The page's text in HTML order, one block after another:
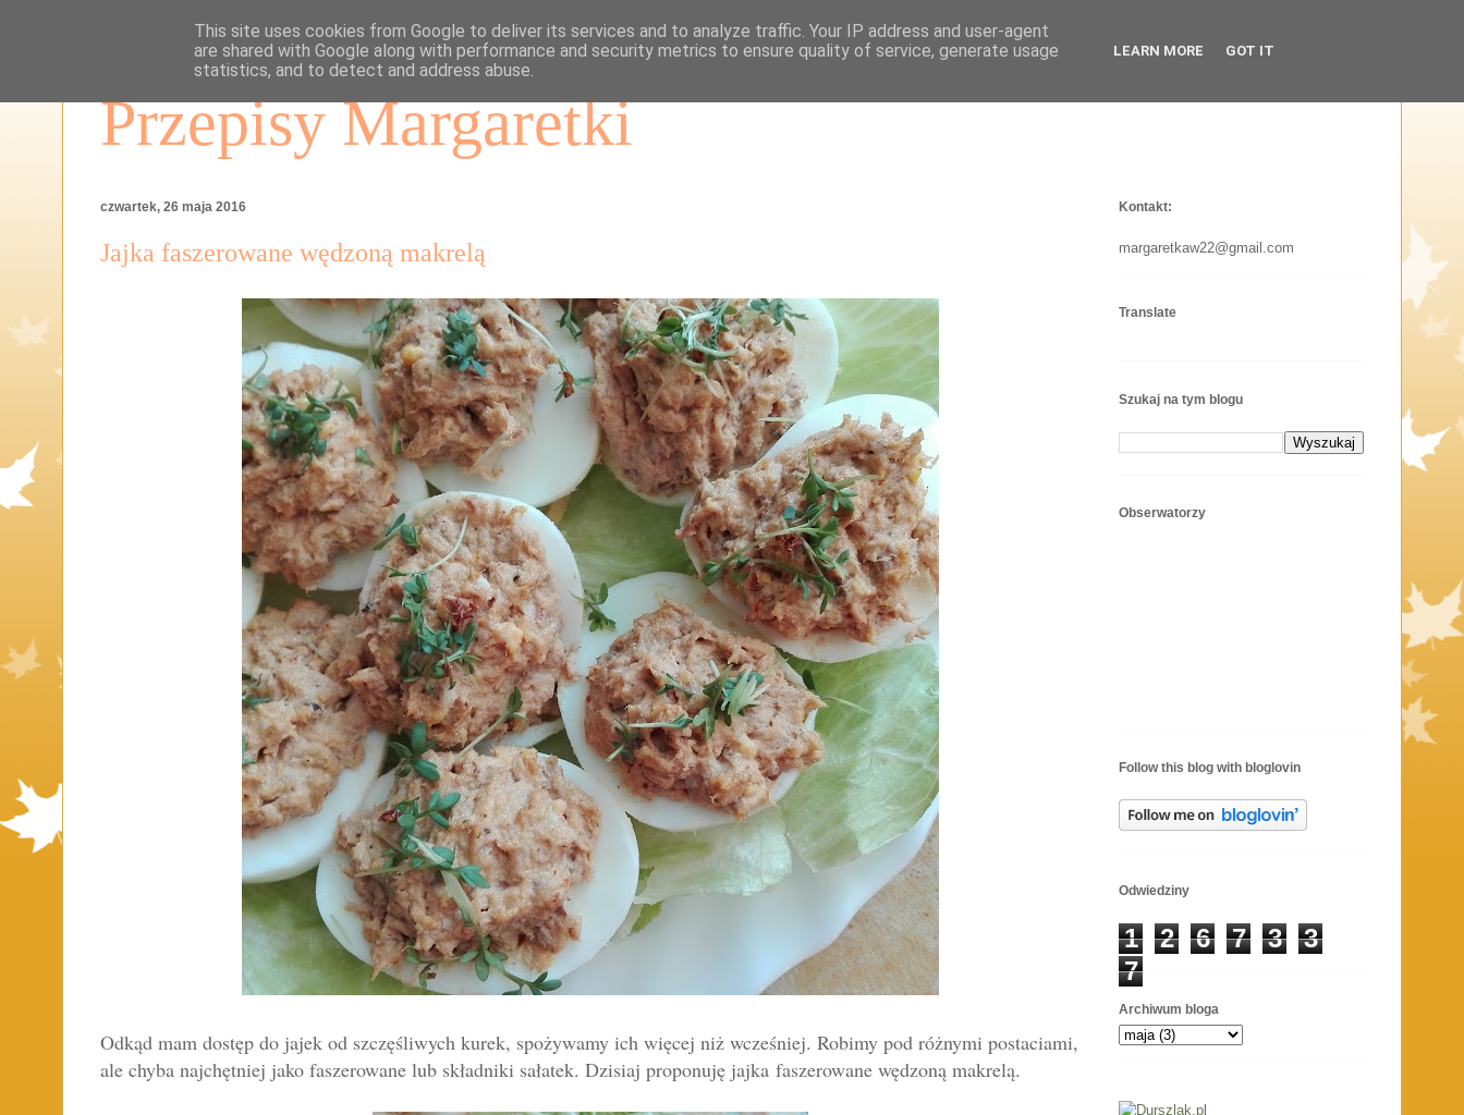
Przepisy Margaretki
czwartek, 26 maja 2016
Jajka faszerowane wędzoną makrelą
Odkąd mam dostęp do jajek od szczęśliwych kurek, spożywamy ich więcej niż wcześniej. Robimy pod różnymi postaciami,
ale chyba najchętniej jako faszerowane lub składniki sałatek. Dzisiaj proponuję jajka faszerowane wędzoną makrelą.
Kontakt:
margaretkaw22@gmail.com
Translate
Szukaj na tym blogu
Obserwatorzy
Follow this blog with bloglovin
Odwiedziny
1 2 6 7 3
3
7
Archiwum bloga
This site uses cookies from Google to deliver its services and to analyze traffic. Your IP address and user-agent
are shared with Google along with performance and security metrics to ensure quality of service, generate usage
statistics, and to detect and address abuse.
LEARN MORE GOT IT